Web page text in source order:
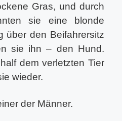
Gras, und durch
sie eine blonde
über den Beifahrersitz
sie ihn – den Hund.
dem verletzten Tier
wieder.
der Männer.